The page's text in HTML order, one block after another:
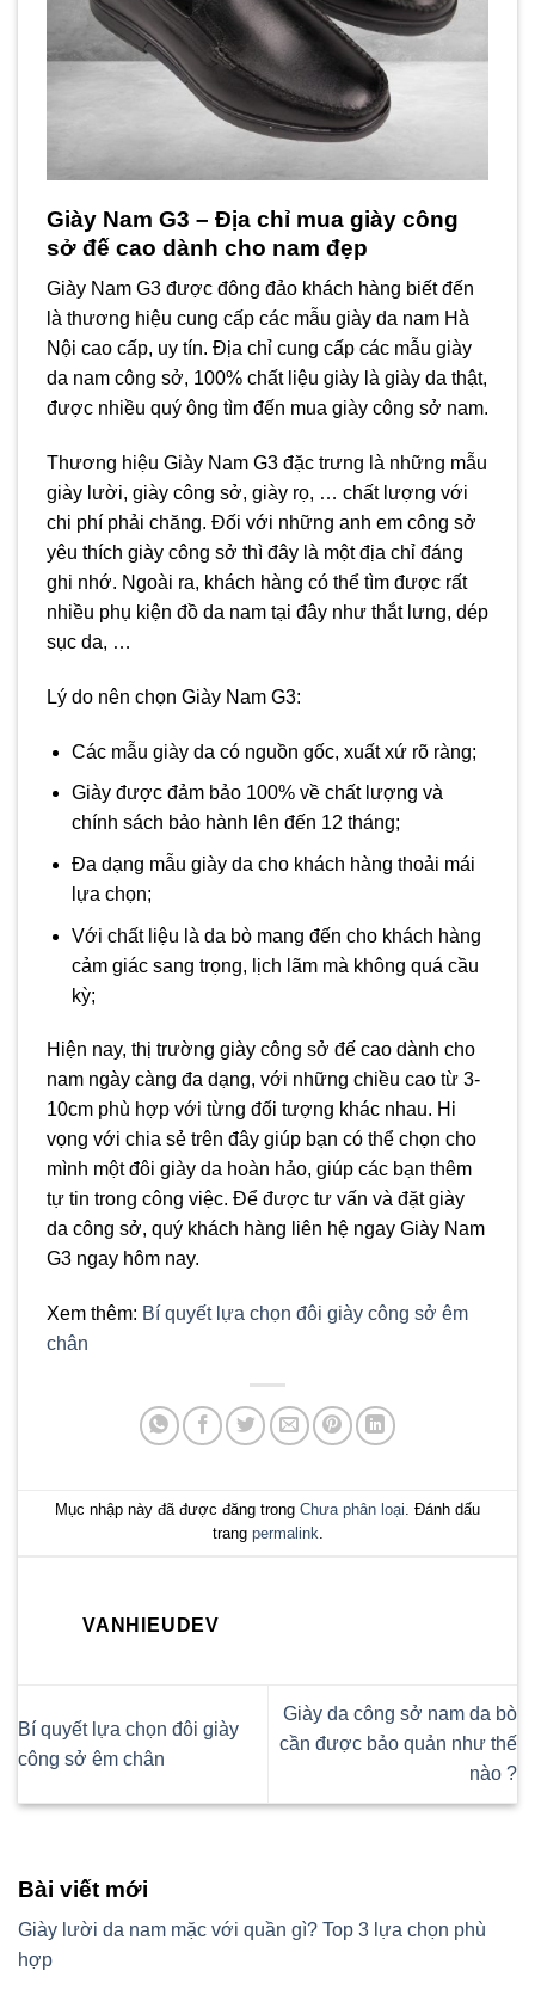
Giày Nam G3 – Địa chỉ mua giày công
sở đế cao dành cho nam đẹp
Giày Nam G3 được đông đảo khách hàng biết đến
là thương hiệu cung cấp các mẫu giày da nam Hà
Nội cao cấp, uy tín. Địa chỉ cung cấp các mẫu giày
da nam công sở, 100% chất liệu giày là giày da thật,
được nhiều quý ông tìm đến mua giày công sở nam.
Thương hiệu Giày Nam G3 đặc trưng là những mẫu
giày lười, giày công sở, giày rọ, … chất lượng với
chi phí phải chăng. Đối với những anh em công sở
yêu thích giày công sở thì đây là một địa chỉ đáng
ghi nhớ. Ngoài ra, khách hàng có thể tìm được rất
nhiều phụ kiện đồ da nam tại đây như thắt lưng, dép
sục da, …
Lý do nên chọn Giày Nam G3:
Các mẫu giày da có nguồn gốc, xuất xứ rõ ràng;
Giày được đảm bảo 100% về chất lượng và
chính sách bảo hành lên đến 12 tháng;
Đa dạng mẫu giày da cho khách hàng thoải mái
lựa chọn;
Với chất liệu là da bò mang đến cho khách hàng
cảm giác sang trọng, lịch lãm mà không quá cầu
kỳ;
Hiện nay, thị trường giày công sở đế cao dành cho
nam ngày càng đa dạng, với những chiều cao từ 3-
10cm phù hợp với từng đối tượng khác nhau. Hi
vọng với chia sẻ trên đây giúp bạn có thể chọn cho
mình một đôi giày da hoàn hảo, giúp các bạn thêm
tự tin trong công việc. Để được tư vấn và đặt giày
da công sở, quý khách hàng liên hệ ngay Giày Nam
G3 ngay hôm nay.
Xem thêm: Bí quyết lựa chọn đôi giày công sở êm
chân
Mục nhập này đã được đăng trong Chưa phân loại. Đánh dấu
trang permalink.
VANHIEUDEV
Bí quyết lựa chọn đôi giày
công sở êm chân
Giày da công sở nam da bò
cần được bảo quản như thế
nào ?
Bài viết mới
Giày lười da nam mặc với quần gì? Top 3 lựa chọn phù
hợp